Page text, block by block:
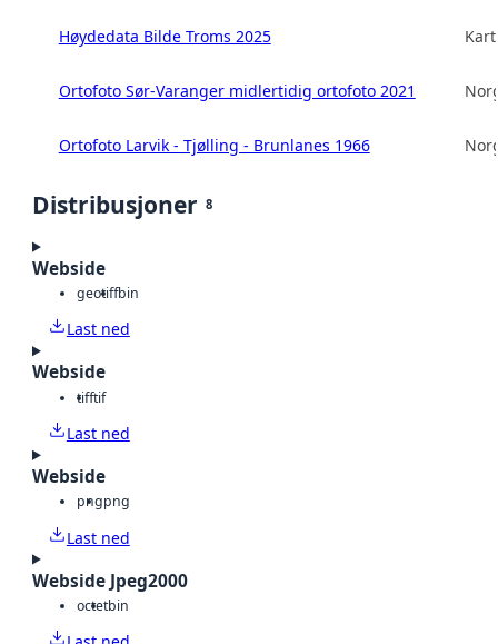
Høydedata Bilde Troms 2025
Ortofoto Sør-Varanger midlertidig ortofoto 2021
Ortofoto Larvik - Tjølling - Brunlanes 1966
Distribusjoner 8
Webside
geotiffbin
Last ned
Webside
tifftif
Last ned
Webside
pngpng
Last ned
Webside Jpeg2000
octetbin